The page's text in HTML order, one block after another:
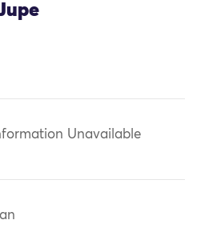
Unavailable